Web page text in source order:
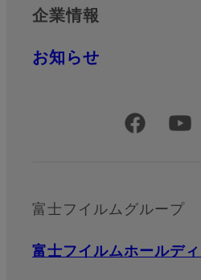
企業情報
お知らせ
公式SNSアカウント
富士フイルムグループ
富士フイルムホールデ